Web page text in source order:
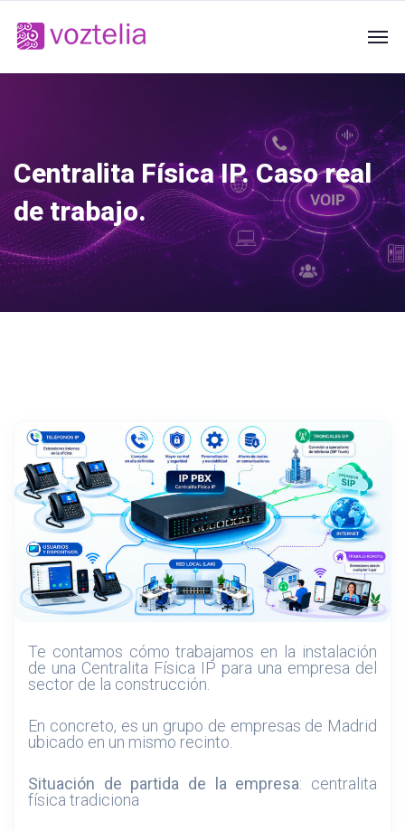
Centralita Física IP. Caso real
de trabajo.
Te contamos cómo trabajamos en la instalación
de una Centralita Física IP para una empresa del
sector de la construcción.
En concreto, es un grupo de empresas de Madrid
ubicado en un mismo recinto.
Situación de partida de la empresa: centralita
física tradiciona